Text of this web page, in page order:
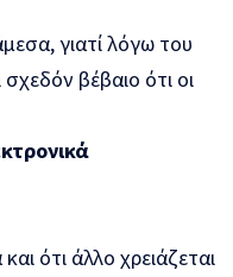
γιατί λόγω του
βέβαιο ότι οι
ότι άλλο χρειάζεται